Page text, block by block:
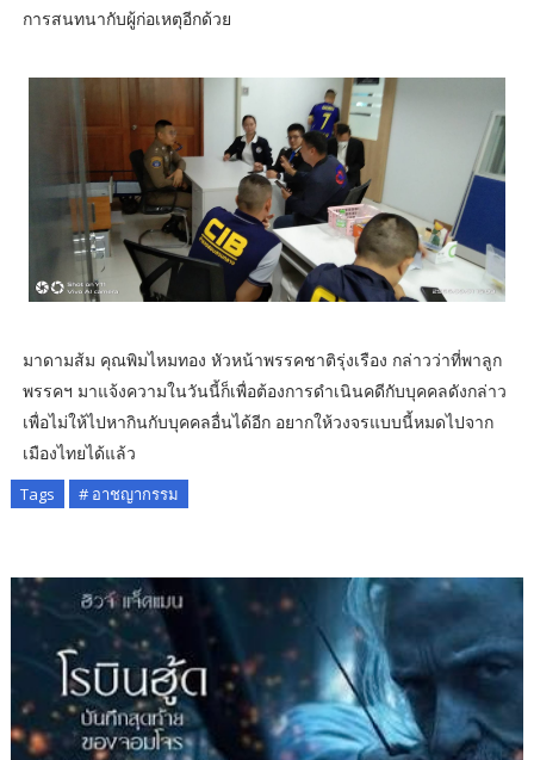
การสนทนากับผู้ก่อเหตุอีกด้วย
มาดามส้ม คุณพิมไหมทอง หัวหน้าพรรคชาติรุ่งเรือง กล่าวว่าที่พาลูก
พรรคฯ มาแจ้งความในวันนี้ก็เพื่อต้องการดำเนินคดีกับบุคคลดังกล่าว
เพื่อไม่ให้ไปหากินกับบุคคลอื่นได้อีก อยากให้วงจรแบบนี้หมดไปจาก
เมืองไทยได้แล้ว
Tags # อาชญากรรม